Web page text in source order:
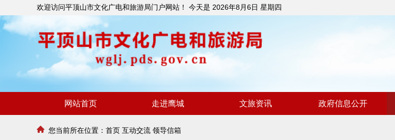
欢迎访问平顶山市文化广电和旅游局门户网站！ 今天是 2026年8月6日 星期四
网站首页 走进鹰城 文旅资讯 政府信息公开
您当前所在位置： 首页 互动交流 领导信箱